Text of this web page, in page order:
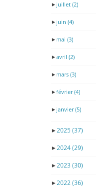
► juillet (2)
► juin (4)
► mai (3)
►avril (2)
► mars (3)
►février(4)
► janvier(5)
►2025(37)
►2024(29)
►2023 (30)
►2022(36)